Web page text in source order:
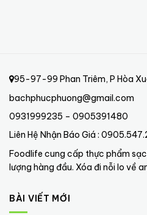
95-97-99 Phan Triêm, P Hòa
bachphucphuong@gmail.com
0931999235 – 0905391480
Liên Hệ Nhận Báo Giá :
Foodlife cung cấp thực phẩm
lượng hàng đầu. Xóa đi nỗi lo về
BÀI VIẾT MỚI